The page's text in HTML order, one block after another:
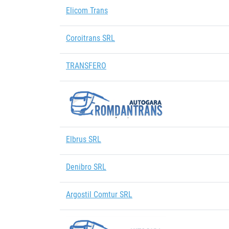
Elicom Trans
Coroitrans SRL
TRANSFERO
Elbrus SRL
Denibro SRL
Argostil Comtur SRL